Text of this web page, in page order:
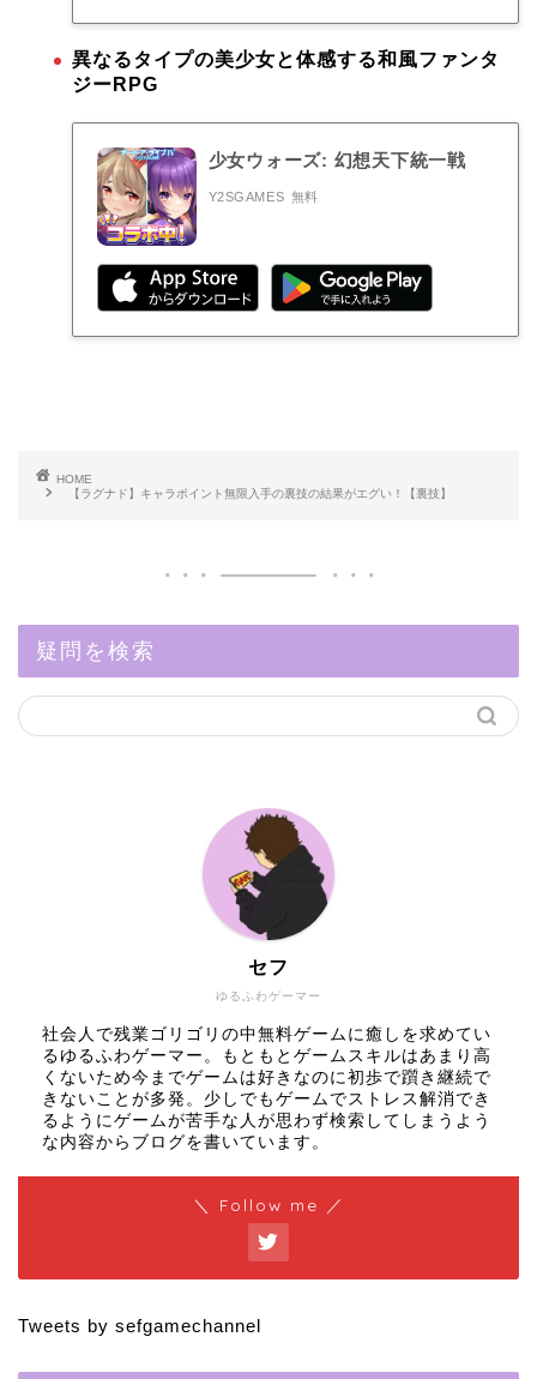
異なるタイプの美少女と体感する和風ファンタ
ジーRPG
少女ウォーズ: 幻想天下統一戦
Y2SGAMES 無料
HOME
【ラグナド】キャラポイント無限入手の裏技の結果がエグい！【裏技】
疑問を検索
ゆるふわゲーマー
セフ
社会人で残業ゴリゴリの中無料ゲームに癒しを求めてい
るゆるふわゲーマー。もともとゲームスキルはあまり高
くないため今までゲームは好きなのに初歩で躓き継続で
きないことが多発。少しでもゲームでストレス解消でき
るようにゲームが苦手な人が思わず検索してしまうよう
な内容からブログを書いています。
＼ Follow me ／
Tweets by sefgamechannel